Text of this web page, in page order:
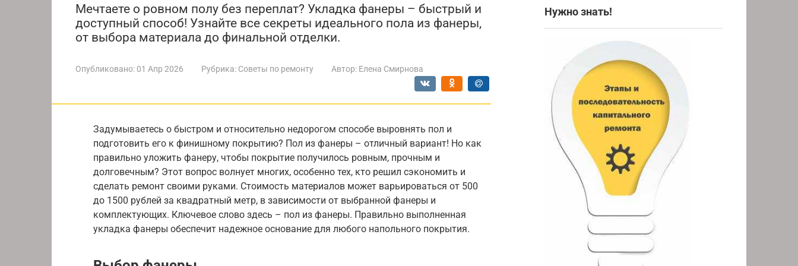
Мечтаете о ровном полу без переплат? Укладка фанеры – быстрый и
доступный способ! Узнайте все секреты идеального пола из фанеры,
от выбора материала до финальной отделки.
Опубликовано: 01 Апр 2026 Рубрика: Советы по ремонту Автор: Елена Смирнова
Задумываетесь о быстром и относительно недорогом способе выровнять пол и
подготовить его к финишному покрытию? Пол из фанеры – отличный вариант! Но как
правильно уложить фанеру, чтобы покрытие получилось ровным, прочным и
долговечным? Этот вопрос волнует многих, особенно тех, кто решил сэкономить и
сделать ремонт своими руками. Стоимость материалов может варьироваться от 500
до 1500 рублей за квадратный метр, в зависимости от выбранной фанеры и
комплектующих. Ключевое слово здесь – пол из фанеры. Правильно выполненная
укладка фанеры обеспечит надежное основание для любого напольного покрытия.
Нужно знать!